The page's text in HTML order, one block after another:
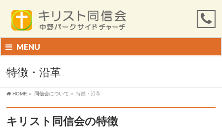
MENU
特徴・沿革
HOME » 同信会について » 特徴・沿革
キリスト同信会の特徴